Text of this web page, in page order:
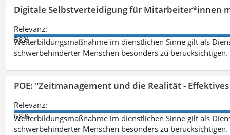
Digitale Selbstverteidigung für Mitarbeiter*innen
Relevanz:
58%
Weiterbildungsmaßnahme im dienstlichen Sinne gilt als
schwerbehinderter Menschen besonders zu berücksichtigen.
POE: "Zeitmanagement und die Realität -
Relevanz:
58%
Weiterbildungsmaßnahme im dienstlichen Sinne gilt als
schwerbehinderter Menschen besonders zu berücksichtigen.